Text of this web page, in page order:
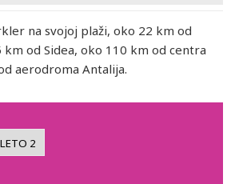
na svojoj plaži, oko 22 km od
od Sidea, oko 110 km od centra
aerodroma Antalija.